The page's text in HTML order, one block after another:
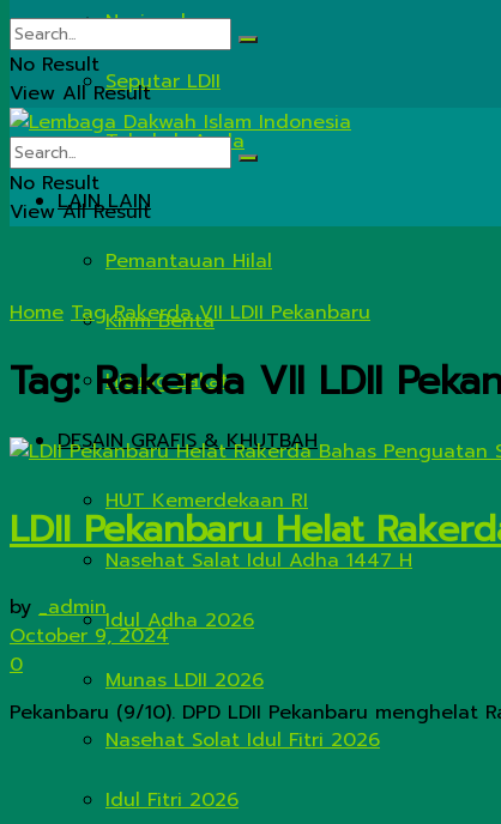
Nasional
Seputar LDII
Tahukah Anda
LAIN LAIN
Pemantauan Hilal
Kirim Berita
Hitung Zakat
DESAIN GRAFIS & KHUTBAH
HUT Kemerdekaan RI
Nasehat Salat Idul Adha 1447 H
Idul Adha 2026
Munas LDII 2026
Nasehat Solat Idul Fitri 2026
Idul Fitri 2026
No Result
View All Result
No Result
View All Result
Home Tag Rakerda VII LDII Pekanbaru
Tag:Rakerda VII LDII
LDII Pekanbaru Helat
by _admin
October 9, 2024
0
Pekanbaru (9/10). DPD LDII Pekanbaru menghelat